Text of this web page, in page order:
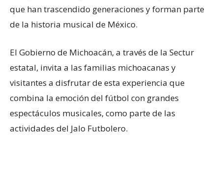
que han trascendido generaciones y forman parte
de la historia musical de México.
El Gobierno de Michoacán, a través de la Sectur
estatal, invita a las familias michoacanas y
visitantes a disfrutar de esta experiencia que
combina la emoción del fútbol con grandes
espectáculos musicales, como parte de las
actividades del Jalo Futbolero.